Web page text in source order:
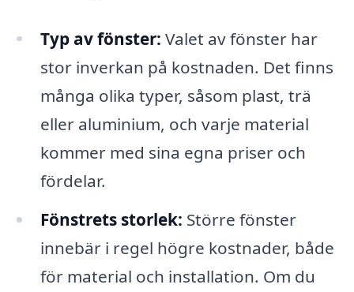
Typ av fönster: Valet av fönster har
stor inverkan på kostnaden. Det finns
många olika typer, såsom plast, trä
eller aluminium, och varje material
kommer med sina egna priser och
fördelar.
Fönstrets storlek: Större fönster
innebär i regel högre kostnader, både
för material och installation. Om du